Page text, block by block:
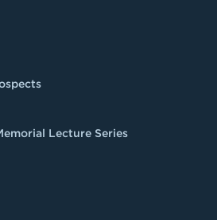
Lecture Series